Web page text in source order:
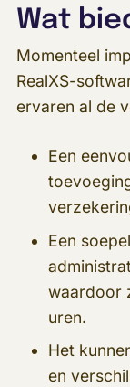
Wat
Momenteel
RealXS-
ervaren al de
Een
Een
waardoor
uren.
Het
en